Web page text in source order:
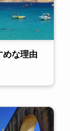
めな理由